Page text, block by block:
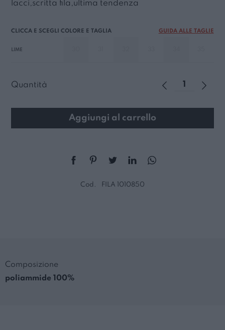
lacci,scritta fila,ultima tendenza
GUIDA ALLE TAGLIE
LIME
Quantità
Aggiungi al carrello
Cod. FILA 1010850
Composizione
poliammide 100%